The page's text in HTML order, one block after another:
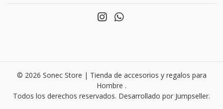
© 2026 Sonec Store | Tienda de accesorios y regalos para
Hombre .
Todos los derechos reservados. Desarrollado por Jumpseller.